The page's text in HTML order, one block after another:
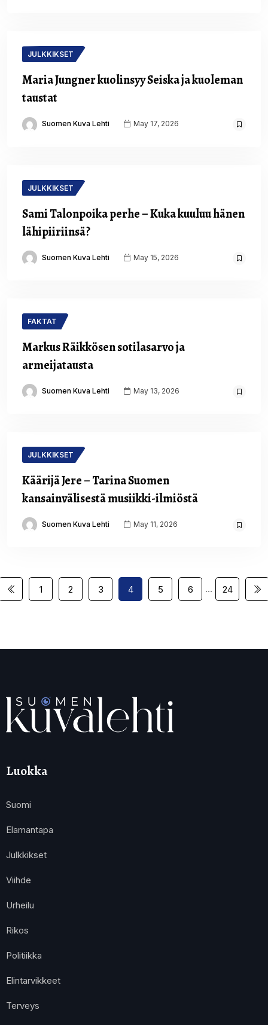
JULKKIKSET
Maria Jungner kuolinsyy Seiska ja kuoleman
taustat
Suomen Kuva Lehti May 17, 2026
JULKKIKSET
Sami Talonpoika perhe – Kuka kuuluu hänen
lähipiiriinsä?
Suomen Kuva Lehti May 15, 2026
FAKTAT
Markus Räikkösen sotilasarvo ja
armeijatausta
Suomen Kuva Lehti May 13, 2026
JULKKIKSET
Käärijä Jere – Tarina Suomen
kansainvälisestä musiikki-ilmiöstä
Suomen Kuva Lehti May 11, 2026
1 2 3 4 5 6 … 24
Luokka
Suomi
Elamantapa
Julkkikset
Viihde
Urheilu
Rikos
Politiikka
Elintarvikkeet
Terveys